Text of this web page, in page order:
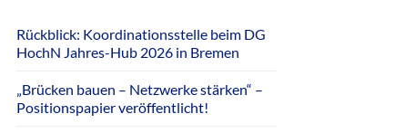
Rückblick: Koordinationsstelle beim DG
HochN Jahres-Hub 2026 in Bremen
„Brücken bauen – Netzwerke stärken“ –
Positionspapier veröffentlicht!